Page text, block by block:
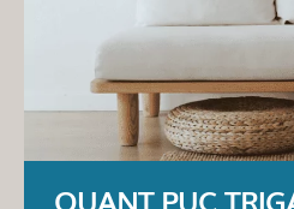
QUANT PUC